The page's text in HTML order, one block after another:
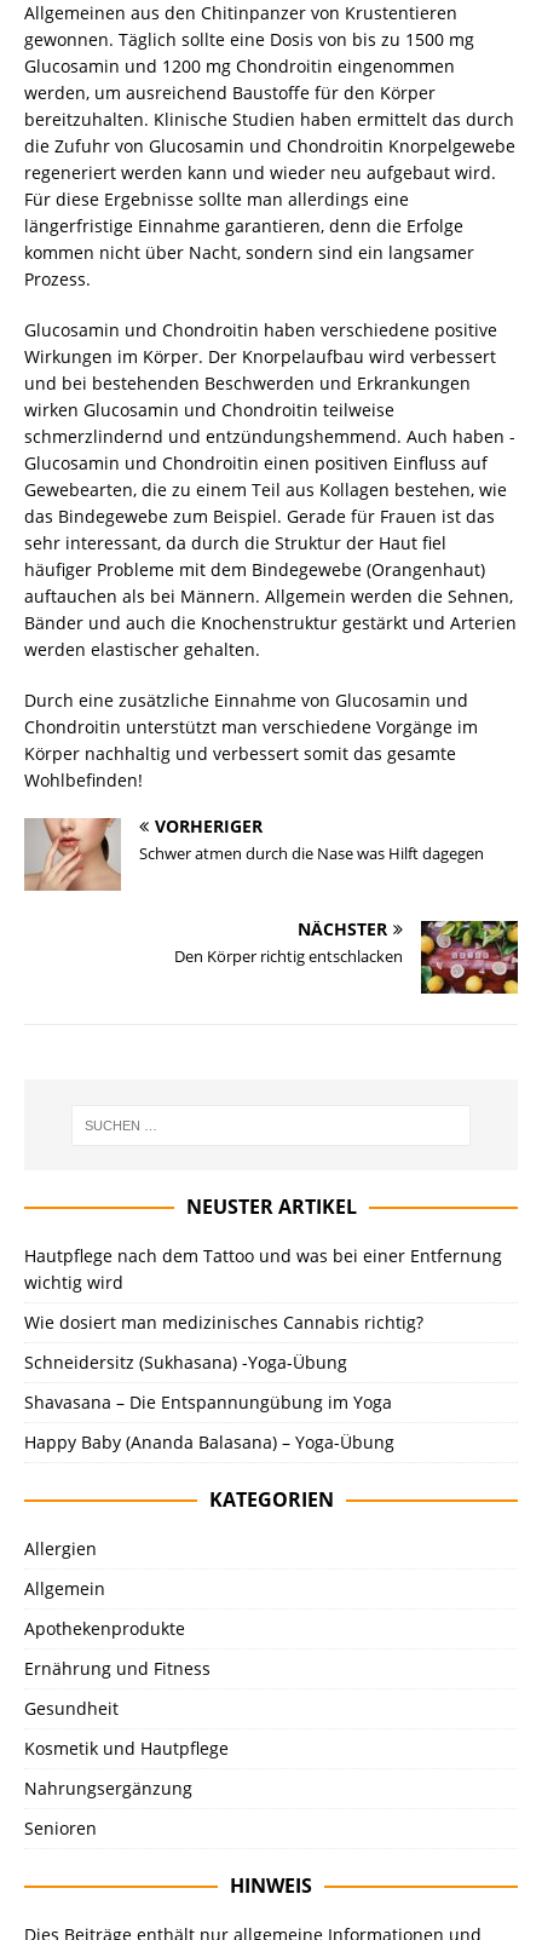
Allgemeinen aus den Chitinpanzer von Krustentieren
gewonnen. Täglich sollte eine Dosis von bis zu 1500 mg
Glucosamin und 1200 mg Chondroitin eingenommen
werden, um ausreichend Baustoffe für den Körper
bereitzuhalten. Klinische Studien haben ermittelt das durch
die Zufuhr von Glucosamin und Chondroitin Knorpelgewebe
regeneriert werden kann und wieder neu aufgebaut wird.
Für diese Ergebnisse sollte man allerdings eine
längerfristige Einnahme garantieren, denn die Erfolge
kommen nicht über Nacht, sondern sind ein langsamer
Prozess.
Glucosamin und Chondroitin haben verschiedene positive
Wirkungen im Körper. Der Knorpelaufbau wird verbessert
und bei bestehenden Beschwerden und Erkrankungen
wirken Glucosamin und Chondroitin teilweise
schmerzlindernd und entzündungshemmend. Auch haben ­
Glucosamin und Chondroitin einen positiven Einfluss auf
Gewebearten, die zu einem Teil aus Kollagen bestehen, wie
das Bindegewebe zum Beispiel. Gerade für Frauen ist das
sehr interessant, da durch die Struktur der Haut fiel
häufiger Probleme mit dem Bindegewebe (Orangenhaut)
auftauchen als bei ­Männern. Allgemein werden die Sehnen,
Bänder und auch die Knochenstruktur gestärkt und Arterien
werden elastischer gehalten.
Durch eine zusätzliche Einnahme von Glucosamin und
Chondroitin unterstützt man verschiedene Vorgänge im
Körper nachhaltig und verbessert somit das gesamte
Wohlbefinden!
VORHERIGER
Schwer atmen durch die Nase was Hilft dagegen
NÄCHSTER
Den Körper richtig entschlacken
NEUSTER ARTIKEL
Hautpflege nach dem Tattoo und was bei einer Entfernung
wichtig wird
Wie dosiert man medizinisches Cannabis richtig?
Schneidersitz (Sukhasana) -Yoga-Übung
Shavasana – Die Entspannungübung im Yoga
Happy Baby (Ananda Balasana) – Yoga-Übung
KATEGORIEN
Allergien
Allgemein
Apothekenprodukte
Ernährung und Fitness
Gesundheit
Kosmetik und Hautpflege
Nahrungsergänzung
Senioren
HINWEIS
Dies Beiträge enthält nur allgemeine Informationen und